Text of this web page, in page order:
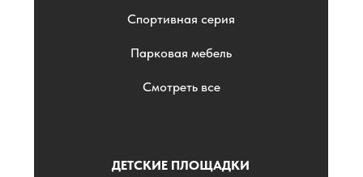
Спортивная серия
Парковая мебель
Смотреть все
ДЕТСКИЕ ПЛОЩАДКИ